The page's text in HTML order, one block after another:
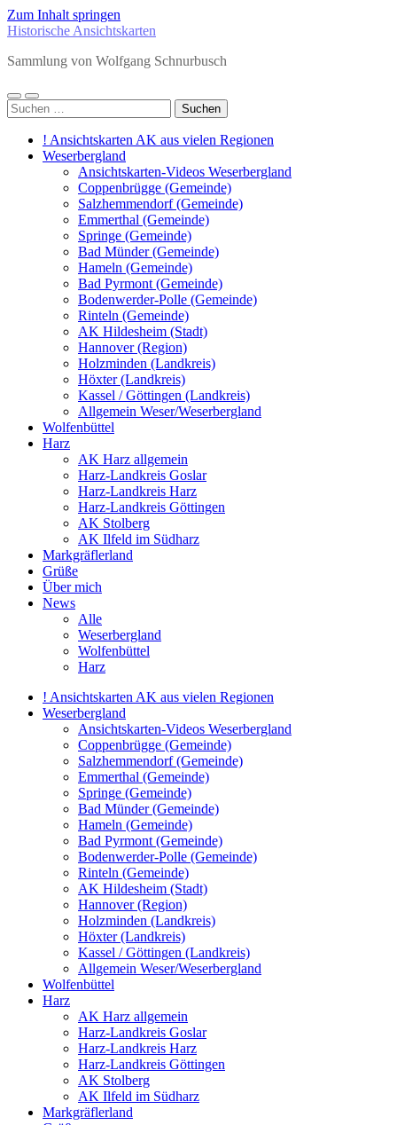
Zum Inhalt springen
Historische Ansichtskarten
Sammlung von Wolfgang Schnurbusch
Mobile-
Menü
Suchfeld
ein-/ausblenden
Suchen
nach:
! Ansichtskarten AK aus vielen Regionen
Weserbergland
Ansichtskarten-Videos Weserbergland
Coppenbrügge (Gemeinde)
Salzhemmendorf (Gemeinde)
Emmerthal (Gemeinde)
Springe (Gemeinde)
Bad Münder (Gemeinde)
Hameln (Gemeinde)
Bad Pyrmont (Gemeinde)
Bodenwerder-Polle (Gemeinde)
Rinteln (Gemeinde)
AK Hildesheim (Stadt)
Hannover (Region)
Holzminden (Landkreis)
Höxter (Landkreis)
Kassel / Göttingen (Landkreis)
Allgemein Weser/Weserbergland
Wolfenbüttel
Harz
AK Harz allgemein
Harz-Landkreis Goslar
Harz-Landkreis Harz
Harz-Landkreis Göttingen
AK Stolberg
AK Ilfeld im Südharz
Markgräflerland
Grüße
Über mich
News
Alle
Weserbergland
Wolfenbüttel
Harz
! Ansichtskarten AK aus vielen Regionen
Weserbergland
Ansichtskarten-Videos Weserbergland
Coppenbrügge (Gemeinde)
Salzhemmendorf (Gemeinde)
Emmerthal (Gemeinde)
Springe (Gemeinde)
Bad Münder (Gemeinde)
Hameln (Gemeinde)
Bad Pyrmont (Gemeinde)
Bodenwerder-Polle (Gemeinde)
Rinteln (Gemeinde)
AK Hildesheim (Stadt)
Hannover (Region)
Holzminden (Landkreis)
Höxter (Landkreis)
Kassel / Göttingen (Landkreis)
Allgemein Weser/Weserbergland
Wolfenbüttel
Harz
AK Harz allgemein
Harz-Landkreis Goslar
Harz-Landkreis Harz
Harz-Landkreis Göttingen
AK Stolberg
AK Ilfeld im Südharz
Markgräflerland